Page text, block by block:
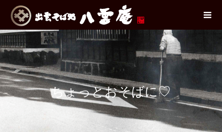
ちょっとおそばに♡